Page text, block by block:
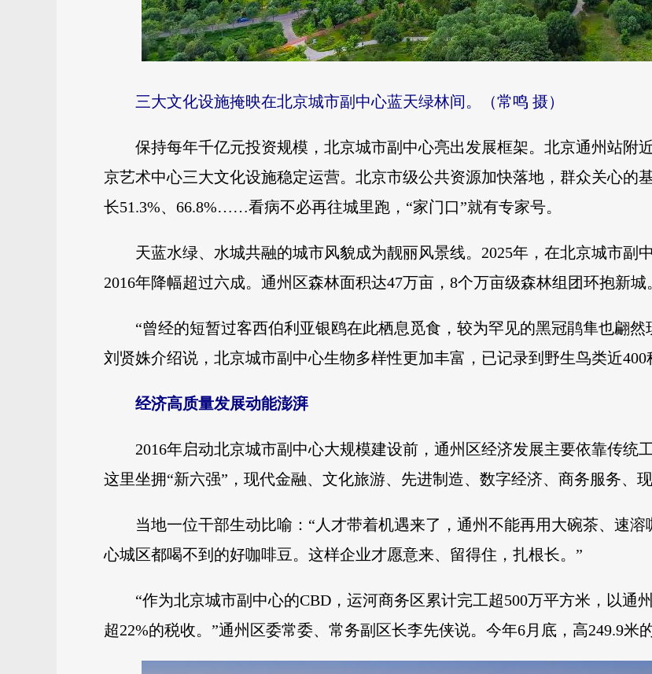
三大文化设施掩映在北京城市副中心蓝天绿林间。（常鸣 摄）
保持每年千亿元投资规模，北京城市副中心亮出发展框架。北京通州站附
京艺术中心三大文化设施稳定运营。北京市级公共资源加快落地，群众关心的
长51.3%、66.8%……看病不必再往城里跑，“家门口”就有专家号。
天蓝水绿、水城共融的城市风貌成为靓丽风景线。2025年，在北京城市副
2016年降幅超过六成。通州区森林面积达47万亩，8个万亩级森林组团环抱新城
“曾经的短暂过客西伯利亚银鸥在此栖息觅食，较为罕见的黑冠鹃隼也翩
刘贤姝介绍说，北京城市副中心生物多样性更加丰富，已记录到野生鸟类近400
经济高质量发展动能澎湃
2016年启动北京城市副中心大规模建设前，通州区经济发展主要依靠传统
这里坐拥“新六强”，现代金融、文化旅游、先进制造、数字经济、商务服务、
当地一位干部生动比喻：“人才带着机遇来了，通州不能再用大碗茶、速
心城区都喝不到的好咖啡豆。这样企业才愿意来、留得住，扎根长。”
“作为北京城市副中心的CBD，运河商务区累计完工超500万平方米，以通
超22%的税收。”通州区委常委、常务副区长李先侠说。今年6月底，高249.9米